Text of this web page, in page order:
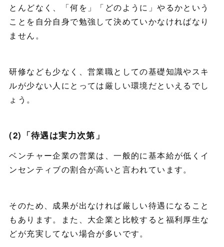
とんどなく、「何を」「どのように」やるかという
ことを自分自身で勉強して決めていかなければなり
ません。
研修なども少なく、営業職としての基礎知識やスキ
ルが少ない人にとっては厳しい環境だといえるでし
ょう。
(2)「待遇は実力次第」
ベンチャー企業の営業は、一般的に基本給が低くイ
ンセンティブの割合が高いと言われています。
そのため、成果が出なければ厳しい待遇になること
もあります。また、大企業と比較すると福利厚生な
どが充実してない場合が多いです。